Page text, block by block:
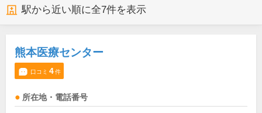
駅から近い順に全7件を表示
熊本医療センター
口コミ 4件
所在地・電話番号